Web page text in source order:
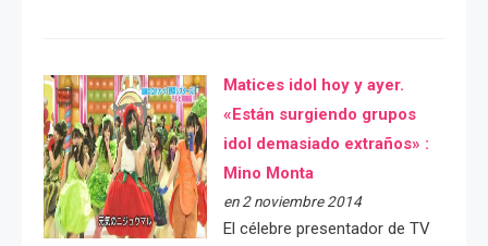
Matices idol hoy y ayer.
«Están surgiendo grupos
idol demasiado extraños» :
Mino Monta
en 2 noviembre 2014
El célebre presentador de TV